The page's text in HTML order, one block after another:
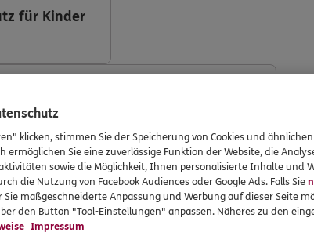
für Kinder
Deutsche Krankenversicherung AG)
Implantaten
klicken, stimmen Sie der Speicherung von Cookies und
ermöglichen Sie eine zuverlässige Funktion der Website, die
sowie die Möglichkeit, Ihnen personalisierte Inhalte und
die Nutzung von Facebook Audiences oder Google Ads. Falls Sie
maßgeschneiderte Anpassung und Werbung auf dieser Seite
den Button "Tool-Einstellungen" anpassen. Näheres zu den
Impressum